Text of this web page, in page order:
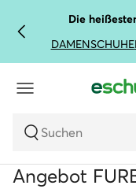
Die
DAMENSCHUHE
Suchen
Angebot